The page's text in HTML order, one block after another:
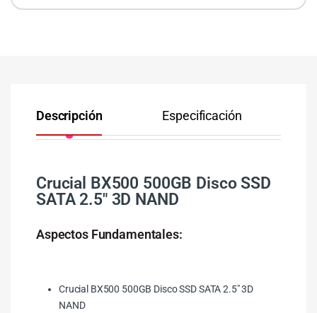
Descripción Especificación
Crucial BX500 500GB Disco SSD
SATA 2.5″ 3D NAND
Aspectos Fundamentales:
Crucial BX500 500GB Disco SSD SATA 2.5″ 3D
NAND